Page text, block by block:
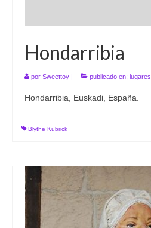
Hondarribia
por Sweettoy | publicado en: lugares
Hondarribia, Euskadi, España.
Blythe Kubrick